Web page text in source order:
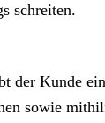
schreiten.
der Kunde
sowie